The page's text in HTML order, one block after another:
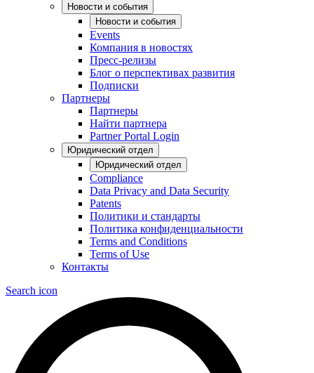
Новости и события
Новости и события
Events
Компания в новостях
Пресс-релизы
Блог о перспективах развития
Подписки
Партнеры
Партнеры
Найти партнера
Partner Portal Login
Юридический отдел
Юридический отдел
Compliance
Data Privacy and Data Security
Patents
Политики и стандарты
Политика конфиденциальности
Terms and Conditions
Terms of Use
Контакты
Search icon